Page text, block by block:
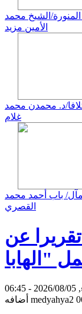
المنورة/الشيخ محمد
الأمين مزيد
د. محمدن محمد
غلام
باب أحمد محمد
القصري
عن
medyahya2